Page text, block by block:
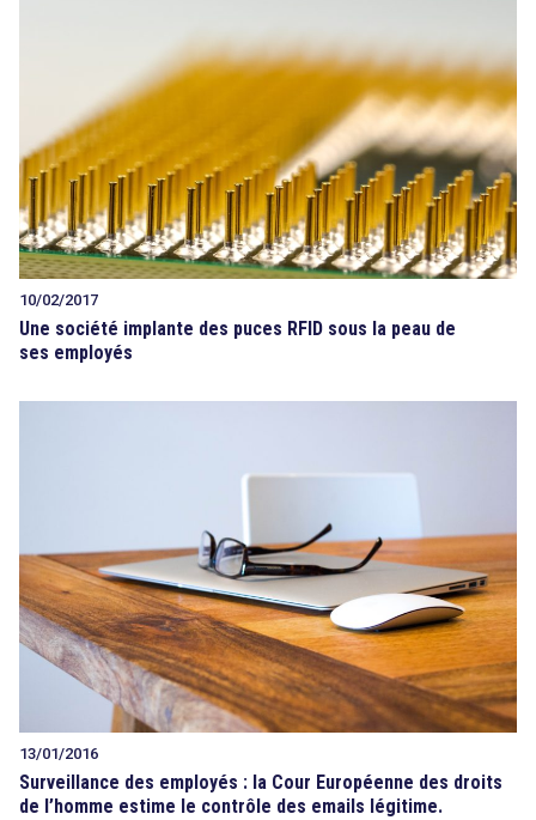
10/02/2017
Une société implante des puces RFID sous la peau de
ses employés
13/01/2016
Surveillance des employés : la Cour Européenne des droits
de l’homme estime le contrôle des emails légitime.